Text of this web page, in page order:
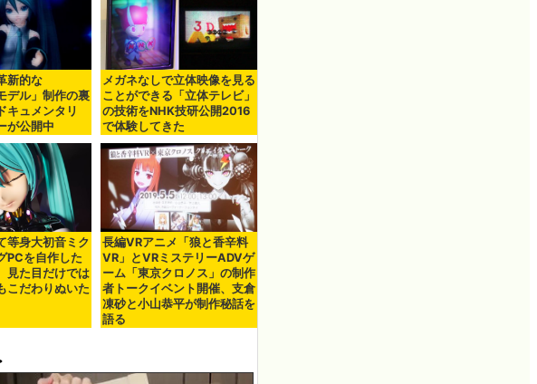
新的な
デル」制作の裏
キュメンタリ
が公開中
メガネなしで立体映像を見る
ことができる「立体テレビ」
の技術をNHK技研公開2016
で体験してきた
等身大初音ミク
PCを自作した
見た目だけでは
こだわりぬいた
長編VRアニメ「狼と香辛料
VR」とVRミステリーADVゲ
ーム「東京クロノス」の制作
者トークイベント開催、支倉
凍砂と小山恭平が制作秘話を
語る